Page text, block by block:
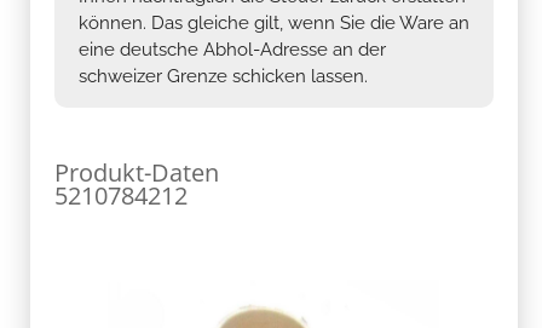
können. Das gleiche gilt, wenn Sie die Ware an
eine deutsche Abhol-Adresse an der
schweizer Grenze schicken lassen.
Produkt-Daten
5210784212